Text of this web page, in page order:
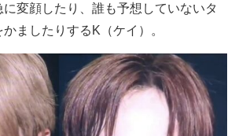
変顔したり、誰も予想していないタ
ましたりするK（ケイ）。